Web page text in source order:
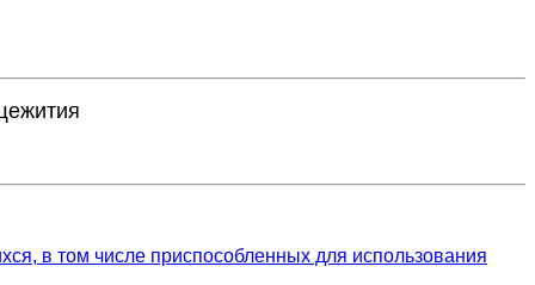
в том числе приспособленных для использования